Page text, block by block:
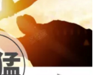
案例中心
联系我们